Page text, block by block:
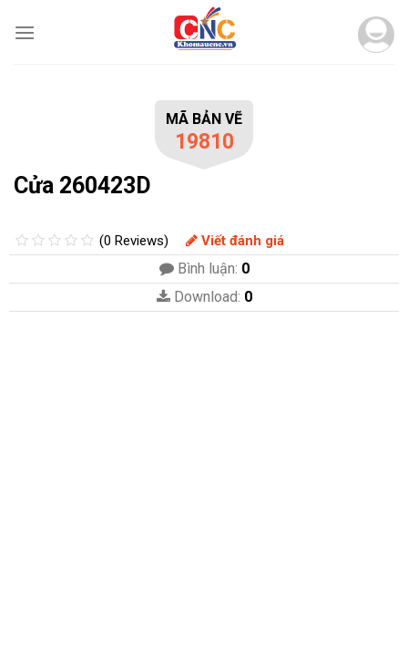
MÃ BẢN VẼ
19810
Cửa 260423D
(0 Reviews) Viết đánh giá
Bình luận: 0
Download: 0